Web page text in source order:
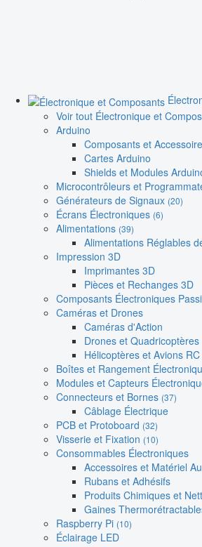
Voir tout Électronique et
Arduino
Composants et
Cartes Arduino
Shields et Modules
Microcontrôleurs et
Générateurs de Signaux (20)
Écrans Électroniques (6)
Alimentations (39)
Alimentations Réglables
Impression 3D
Imprimantes 3D
Pièces et Rechanges 3D
Composants Électroniques
Caméras et Drones
Caméras d'Action
Drones et Quadricoptères
Hélicoptères et Avions RC
Boîtes et Rangement
Modules et Capteurs
Connecteurs et Bornes (37)
Câblage Électrique
PCB et Protoboard (32)
Visserie et Fixation (10)
Consommables Électroniques
Accessoires et Matériel
Rubans et Adhésifs
Produits Chimiques et
Gaines
Raspberry Pi (10)
Éclairage LED